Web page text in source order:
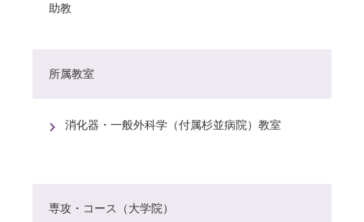
助教
所属教室
消化器・一般外科学（付属杉並病院）教室
専攻・コース（大学院）